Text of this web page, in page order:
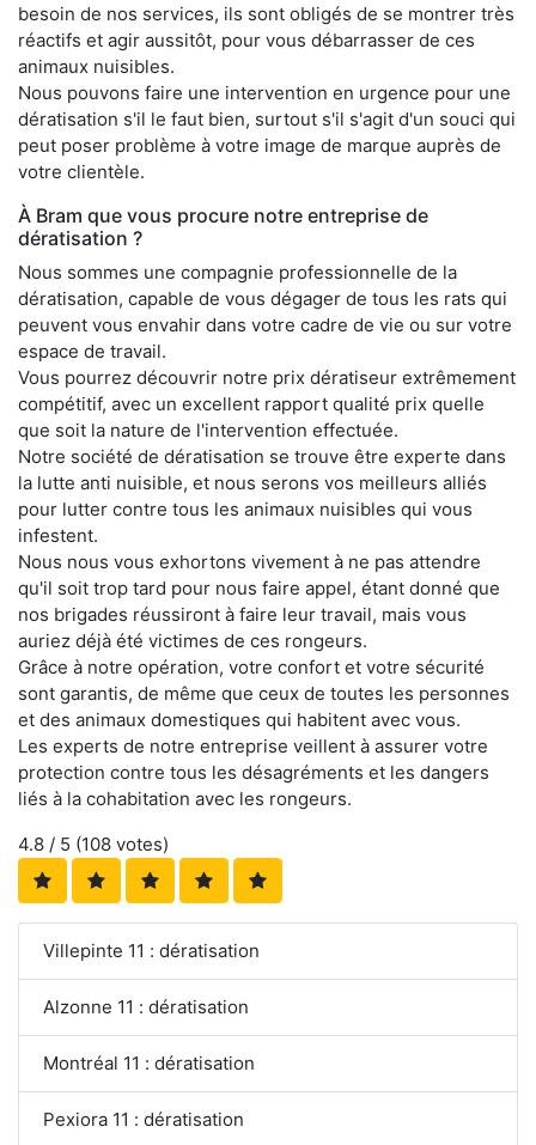
besoin de nos services, ils sont obligés de se montrer très
réactifs et agir aussitôt, pour vous débarrasser de ces
animaux nuisibles.
Nous pouvons faire une intervention en urgence pour une
dératisation s'il le faut bien, surtout s'il s'agit d'un souci qui
peut poser problème à votre image de marque auprès de
votre clientèle.
À Bram que vous procure notre entreprise de
dératisation ?
Nous sommes une compagnie professionnelle de la
dératisation, capable de vous dégager de tous les rats qui
peuvent vous envahir dans votre cadre de vie ou sur votre
espace de travail.
Vous pourrez découvrir notre prix dératiseur extrêmement
compétitif, avec un excellent rapport qualité prix quelle
que soit la nature de l'intervention effectuée.
Notre société de dératisation se trouve être experte dans
la lutte anti nuisible, et nous serons vos meilleurs alliés
pour lutter contre tous les animaux nuisibles qui vous
infestent.
Nous nous vous exhortons vivement à ne pas attendre
qu'il soit trop tard pour nous faire appel, étant donné que
nos brigades réussiront à faire leur travail, mais vous
auriez déjà été victimes de ces rongeurs.
Grâce à notre opération, votre confort et votre sécurité
sont garantis, de même que ceux de toutes les personnes
et des animaux domestiques qui habitent avec vous.
Les experts de notre entreprise veillent à assurer votre
protection contre tous les désagréments et les dangers
liés à la cohabitation avec les rongeurs.
4.8 / 5 (108 votes)
Villepinte 11 : dératisation
Alzonne 11 : dératisation
Montréal 11 : dératisation
Pexiora 11 : dératisation